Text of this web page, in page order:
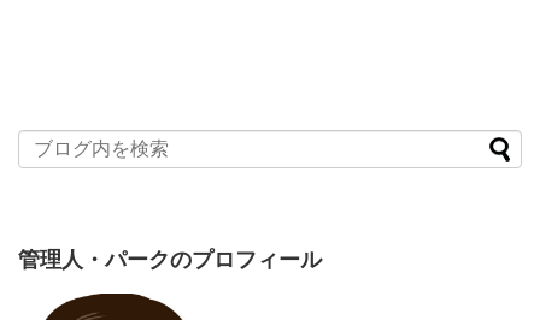
ブログ「うちの3姉妹」は更新終了後、タイトルを改め「お
管理人・パークのプロフィール